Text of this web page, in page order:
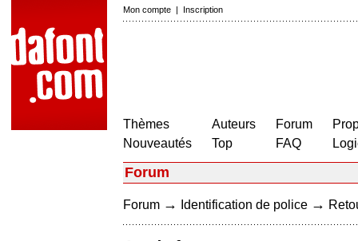
Mon compte | Inscription
Thèmes
Nouveautés
Auteurs
Top
Forum
FAQ
Forum
Forum → Identification de police →